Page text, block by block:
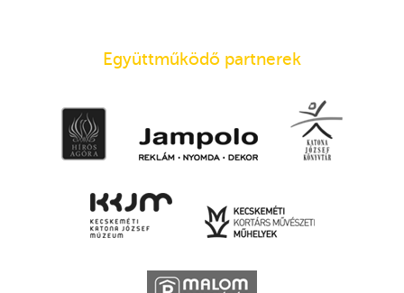
Együttműködő partnerek